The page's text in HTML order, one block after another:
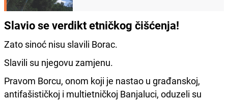
Slavio se verdikt etničkog čišćenja!
Zato sinoć nisu slavili Borac.
Slavili su njegovu zamjenu.
Pravom Borcu, onom koji je nastao u građanskoj,
antifašističkoj i multietničkoj Banjaluci, oduzeli su